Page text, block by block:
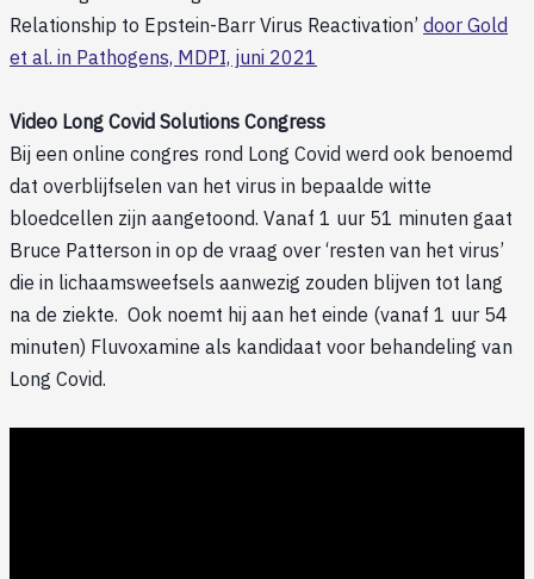
Relationship to Epstein-Barr Virus Reactivation’ door Gold
et al. in Pathogens, MDPI, juni 2021
Video Long Covid Solutions Congress
Bij een online congres rond Long Covid werd ook benoemd
dat overblijfselen van het virus in bepaalde witte
bloedcellen zijn aangetoond. Vanaf 1 uur 51 minuten gaat
Bruce Patterson in op de vraag over ‘resten van het virus’
die in lichaamsweefsels aanwezig zouden blijven tot lang
na de ziekte. Ook noemt hij aan het einde (vanaf 1 uur 54
minuten) Fluvoxamine als kandidaat voor behandeling van
Long Covid.